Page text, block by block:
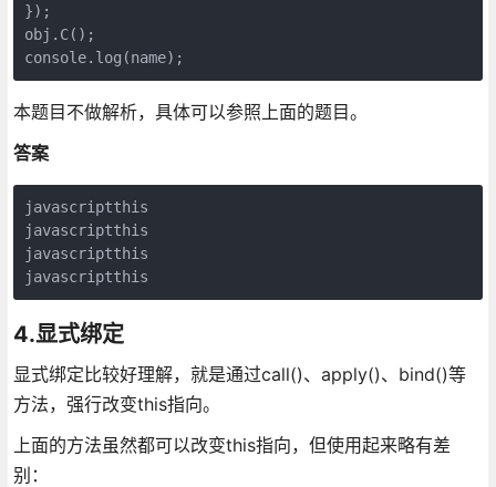
});
obj.C();
本题目不做解析，具体可以参照上面的题目。
答案
javascriptthis
javascriptthis
javascriptthis
4.显式绑定
显式绑定比较好理解，就是通过call()、apply()、bind()等
方法，强行改变this指向。
上面的方法虽然都可以改变this指向，但使用起来略有差
别：